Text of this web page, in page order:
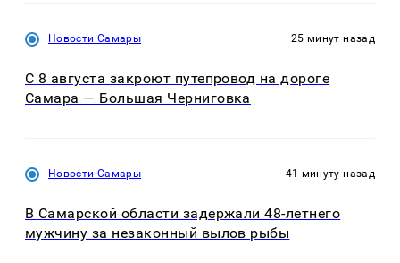
Новости Самары 25 минут назад
С 8 августа закроют путепровод на дороге
Самара — Большая Черниговка
Новости Самары 41 минуту назад
В Самарской области задержали 48-летнего
мужчину за незаконный вылов рыбы